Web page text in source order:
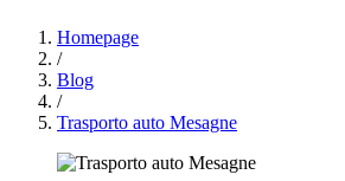
Homepage
/
Blog
/
Trasporto auto Mesagne